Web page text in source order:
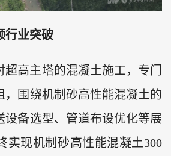
行业突破
高主塔的混凝土施工，专门
，围绕机制砂高性能混凝土的
设备选型、管道布设优化等展
实现机制砂高性能混凝土300